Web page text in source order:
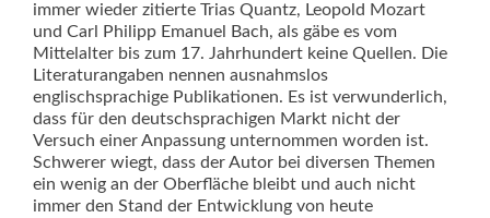
immer wieder zitierte Trias Quantz, Leopold Mozart
und Carl Philipp Emanuel Bach, als gäbe es vom
Mittelalter bis zum 17. Jahrhundert keine Quellen. Die
Literaturangaben nennen ausnahmslos
englischsprachige Publikationen. Es ist verwunderlich,
dass für den deutschsprachigen Markt nicht der
Versuch einer Anpassung unternommen worden ist.
Schwerer wiegt, dass der Autor bei diversen Themen
ein wenig an der Oberfläche bleibt und auch nicht
immer den Stand der Entwicklung von heute